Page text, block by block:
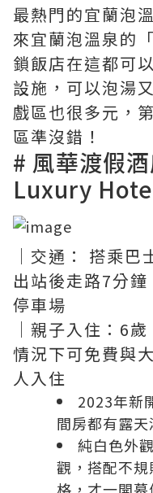
最熱門的宜蘭泡
來宜蘭泡溫泉的
鎖飯店在這都可
設施，可以泡湯
戲區也很多元，
區準沒錯！
# 風華渡假
Luxury
｜交通： 搭乘巴
出站後走路7分
停車場
｜親子入住：6
情況下可免費與
人入住
2023年新
間房都有露
純白色外
觀，搭配不